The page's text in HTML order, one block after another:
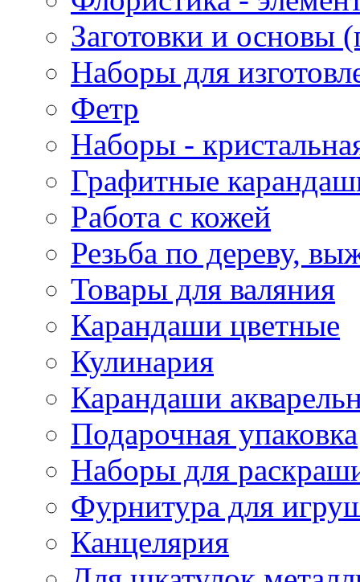
Заготовки и основы
Наборы для
Фетр
Наборы -
Графитные
Работа с кожей
Резьба по дереву,
Товары для валяния
Карандаши цветные
Кулинария
Карандаши
Подарочная упаковка
Наборы для
Фурнитура для
Канцелярия